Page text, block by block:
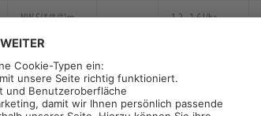
NW 5(*/*/*)m,
1,2 - 1,6 l/ha
NW 10(5/5/*)m,
NT101
7